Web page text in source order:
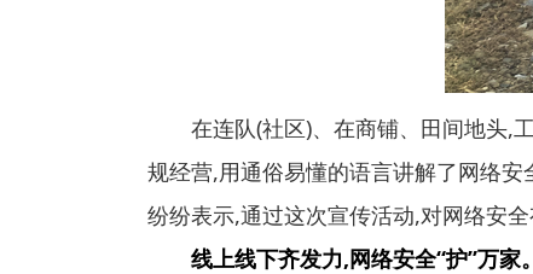
在连队(社区)、在商铺、田间地头,
规经营,用通俗易懂的语言讲解了网络
纷纷表示,通过这次宣传活动,对网络安
线上线下齐发力,网络安全“护”万家。